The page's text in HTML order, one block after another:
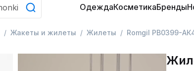
ОдеждаКосметикаБренды
Жакеты и жилеты Жилеты Romgil РВ0399-